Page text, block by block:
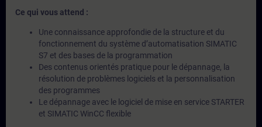
Ce qui vous attend :
Une connaissance approfondie de la structure et du
fonctionnement du système d’automatisation SIMATIC
S7 et des bases de la programmation
Des contenus orientés pratique pour le dépannage, la
résolution de problèmes logiciels et la personnalisation
des programmes
Le dépannage avec le logiciel de mise en service STARTER
et SIMATIC WinCC flexible